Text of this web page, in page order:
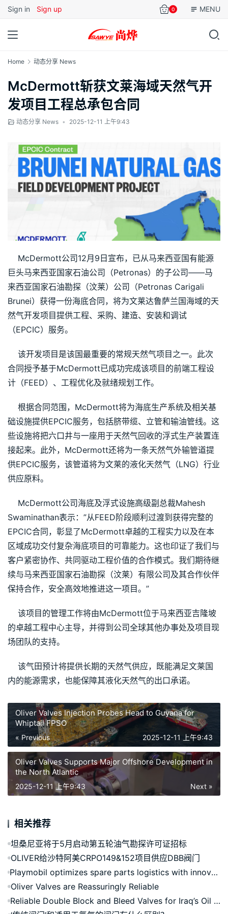
Sign in Sign up 0 MENU
Home 动态分享 News
McDermott斩获文莱海域天然气开
发项目工程总承包合同
动态分享 News • 2025-12-11 上午9:43
巨头马来西亚国家石油公司（Petronas）的子公司——马
来西亚国家石油勘探（汶莱）公司（Petronas Carigali
Brunei）获得一份海底合同，将为文莱达鲁萨兰国海域的天
然气开发项目提供工程、采购、建造、安装和调试
（EPCIC）服务。
合同授予基于McDermott已成功完成该项目的前端工程设
计（FEED）、工程优化及就绪规划工作。
础设施提供EPCIC服务，包括脐带缆、立管和输油管线。这
些设施将把六口井与一座用于天然气回收的浮式生产装置连
接起来。此外，McDermott还将为一条天然气外输管道提
供EPCIC服务，该管道将为文莱的液化天然气（LNG）行业
供应原料。
Swaminathan表示：”从FEED阶段顺利过渡到获得完整的
EPCIC合同，彰显了McDermott卓越的工程实力以及在本
区域成功交付复杂海底项目的可靠能力。这也印证了我们与
客户紧密协作、共同驱动工程价值的合作模式。我们期待继
续与马来西亚国家石油勘探（汶莱）有限公司及其合作伙伴
保持合作，安全高效地推进这一项目。”
的卓越工程中心主导，并得到公司全球其他办事处及项目现
场团队的支持。
内的能源需求，也能保障其液化天然气的出口承诺。
Oliver Valves Injection Probes Head to Guyana for
Whiptail FPSO
« Previous 2025-12-11 上午9:43
Oliver Valves Supports Major Offshore Development in
the North Atlantic
Next »
2025-12-11 上午9:43
相关推荐
坦桑尼亚将于5月启动第五轮油气勘探许可证招标
OLIVER给沙特阿美CRPO149&152项目供应DBB阀门
Playmobil optimizes spare parts logistics with innovative AutoStore solution
Oliver Valves are Reassuringly Reliable
Reliable Double Block and Bleed Valves for Iraq’s Oil Infrastructure